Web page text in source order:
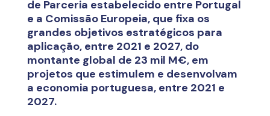
de Parceria estabelecido entre Portugal
e a Comissão Europeia, que fixa os
grandes objetivos estratégicos para
aplicação, entre 2021 e 2027, do
montante global de 23 mil M€, em
projetos que estimulem e desenvolvam
a economia portuguesa, entre 2021 e
2027.